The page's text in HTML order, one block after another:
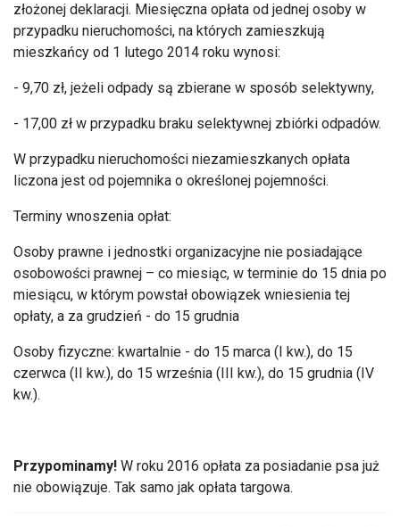
złożonej deklaracji. Miesięczna opłata od jednej osoby w
przypadku nieruchomości, na których zamieszkują
mieszkańcy od 1 lutego 2014 roku wynosi:
- 9,70 zł, jeżeli odpady są zbierane w sposób selektywny,
- 17,00 zł w przypadku braku selektywnej zbiórki odpadów.
W przypadku nieruchomości niezamieszkanych opłata
liczona jest od pojemnika o określonej pojemności.
Terminy wnoszenia opłat:
Osoby prawne i jednostki organizacyjne nie posiadające
osobowości prawnej – co miesiąc, w terminie do 15 dnia po
miesiącu, w którym powstał obowiązek wniesienia tej
opłaty, a za grudzień - do 15 grudnia
Osoby fizyczne: kwartalnie - do 15 marca (I kw.), do 15
czerwca (II kw.), do 15 września (III kw.), do 15 grudnia (IV
kw.).
Przypominamy! W roku 2016 opłata za posiadanie psa już
nie obowiązuje. Tak samo jak opłata targowa.